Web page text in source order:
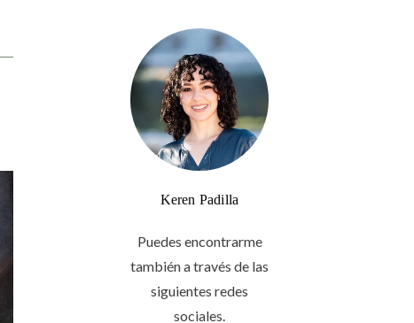
Keren Padilla
Puedes encontrarme
también a través de las
siguientes redes
sociales.